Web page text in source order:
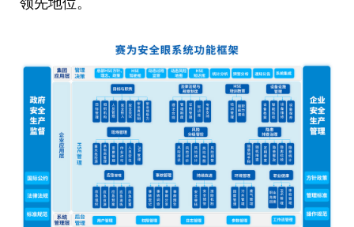
领先地位。